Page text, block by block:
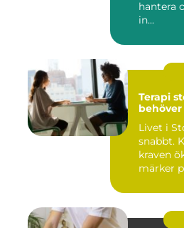
hantera
in...
Terapi
Livet i
snabbt.
kraven
märker